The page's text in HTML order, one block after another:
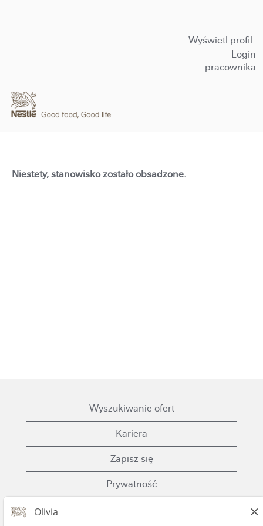
Wyświetl profil
Login
pracownika
Niestety, stanowisko zostało obsadzone.
Wyszukiwanie ofert
Kariera
Zapisz się
Prywatność